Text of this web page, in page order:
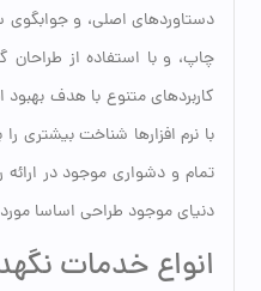
دستاوردهای اصلی، و جوابگوی
چاپ، و با استفاده از طراحان
کاربردهای متنوع با هدف
با نرم افزارها شناخت بیشتری
تمام و دشواری موجود در
دنیای موجود طراحی اساسا مورد
انواع خدمات